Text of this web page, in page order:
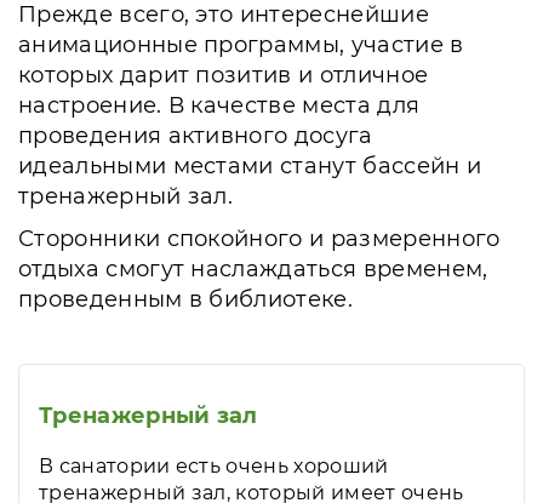
Прежде всего, это интереснейшие
анимационные программы, участие в
которых дарит позитив и отличное
настроение. В качестве места для
проведения активного досуга
идеальными местами станут бассейн и
тренажерный зал.
Сторонники спокойного и размеренного
отдыха смогут наслаждаться временем,
проведенным в библиотеке.
Тренажерный зал
В санатории есть очень хороший
тренажерный зал, который имеет очень